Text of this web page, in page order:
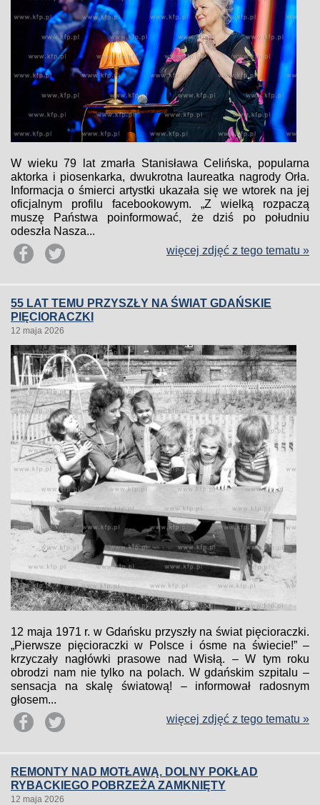
W wieku 79 lat zmarła Stanisława Celińska, popularna
aktorka i piosenkarka, dwukrotna laureatka nagrody Orła.
Informacja o śmierci artystki ukazała się we wtorek na jej
oficjalnym profilu facebookowym. „Z wielką rozpaczą
muszę Państwa poinformować, że dziś po południu
odeszła Nasza...
więcej zdjęć z tego tematu »
55 LAT TEMU PRZYSZŁY NA ŚWIAT GDAŃSKIE
PIĘCIORACZKI
12 maja 2026
12 maja 1971 r. w Gdańsku przyszły na świat pięcioraczki.
„Pierwsze pięcioraczki w Polsce i ósme na świecie!” –
krzyczały nagłówki prasowe nad Wisłą. – W tym roku
obrodzi nam nie tylko na polach. W gdańskim szpitalu –
sensacja na skalę światową! – informował radosnym
głosem...
więcej zdjęć z tego tematu »
REMONTY NAD MOTŁAWĄ. DOLNY POKŁAD
RYBACKIEGO POBRZEŻA ZAMKNIĘTY
12 maja 2026